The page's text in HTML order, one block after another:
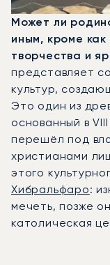
Может ли
иным, кроме
творчества и
представляет
культур,
Это один из
основанный в
перешёл под
христианами
этого
Хибральфаро:
мечеть, позже
католическая